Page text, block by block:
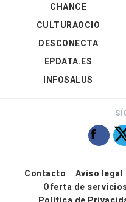
CHANCE
CULTURAOCIO
DESCONECTA
EPDATA.ES
INFOSALUS
Contacto Aviso legal
Oferta de